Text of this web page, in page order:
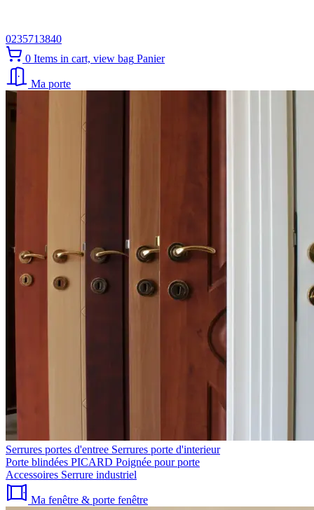
0235713840
0 Items in cart, view bag Panier
Ma porte
Serrures portes d'entree Serrures porte d'interieur
Porte blindées PICARD Poignée pour porte
Accessoires Serrure industriel
Ma fenêtre & porte fenêtre